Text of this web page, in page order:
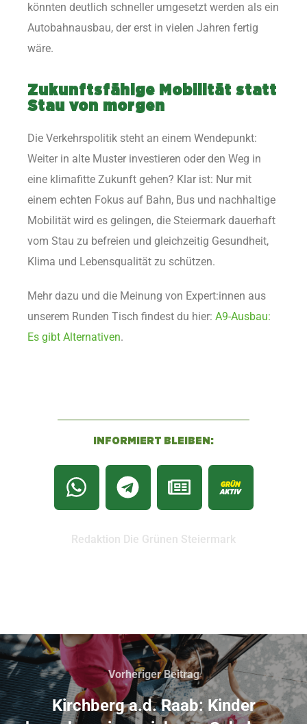
könnten deutlich schneller umgesetzt werden als ein
Autobahnausbau, der erst in vielen Jahren fertig
wäre.
Zukunftsfähige Mobilität statt
Stau von morgen
Die Verkehrspolitik steht an einem Wendepunkt:
Weiter in alte Muster investieren oder den Weg in
eine klimafitte Zukunft gehen? Klar ist: Nur mit
einem echten Fokus auf Bahn, Bus und nachhaltige
Mobilität wird es gelingen, die Steiermark dauerhaft
vom Stau zu befreien und gleichzeitig Gesundheit,
Klima und Lebensqualität zu schützen.
Mehr dazu und die Meinung von Expert:innen aus
unserem Runden Tisch findest du hier: A9-Ausbau:
Es gibt Alternativen.
INFORMIERT BLEIBEN:
Redaktion Die Grünen Steiermark
Vorheriger Beitrag
Kirchberg a.d. Raab: Kinder